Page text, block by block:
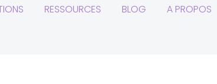
RESSOURCES BLOG A PROPOS